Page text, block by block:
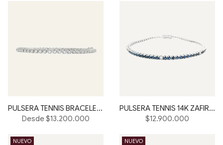
PULSERA TENNIS BRACELET 18K
Desde $13.200.000
PULSERA TENNIS 14K ZAFIRO DIAMANTE
Precio
$12.900.000
NUEVO NUEVO